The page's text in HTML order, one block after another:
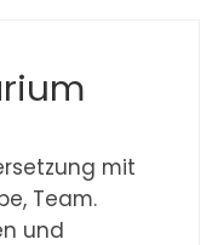
mit
Team.
und